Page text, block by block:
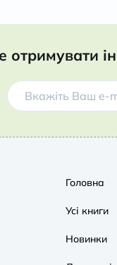
отримувати
Головна
Усі книги
Новинки